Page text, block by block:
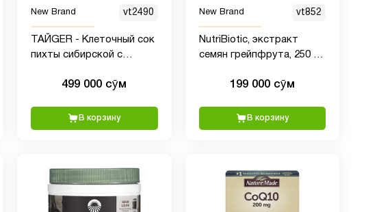
New Brand vt2490
ТАЙGER - Клеточный сок
пихты сибирской с
499 000 сӯм
В корзину
New Brand vt852
NutriBiotic, экстракт
семян грейпфрута, 250 мг,
199 000 сӯм
В корзину